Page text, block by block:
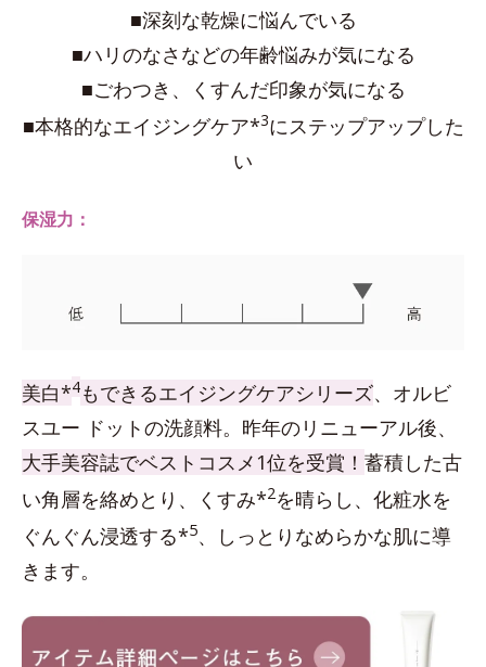
■深刻な乾燥に悩んでいる
■ハリのなさなどの年齢悩みが気になる
■ごわつき、くすんだ印象が気になる
■本格的なエイジングケア*3にステップアップした
い
保湿力：
美白*4もできるエイジングケアシリーズ、オルビ
スユー ドットの洗顔料。昨年のリニューアル後、
大手美容誌でベストコスメ1位を受賞！ 蓄積した古
い角層を絡めとり、くすみ*2を晴らし、化粧水を
ぐんぐん浸透する*5、しっとりなめらかな肌に導
きます。